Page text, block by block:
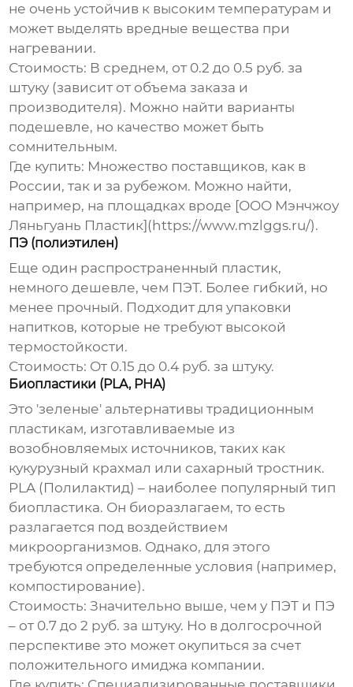
не очень устойчив к высоким температурам и
может выделять вредные вещества при
нагревании.
Стоимость: В среднем, от 0.2 до 0.5 руб. за
штуку (зависит от объема заказа и
производителя). Можно найти варианты
подешевле, но качество может быть
сомнительным.
Где купить: Множество поставщиков, как в
России, так и за рубежом. Можно найти,
например, на площадках вроде [ООО Мэнчжоу
Ляньгуань Пластик](https://www.mzlggs.ru/).
ПЭ (полиэтилен)
Еще один распространенный пластик,
немного дешевле, чем ПЭТ. Более гибкий, но
менее прочный. Подходит для упаковки
напитков, которые не требуют высокой
термостойкости.
Стоимость: От 0.15 до 0.4 руб. за штуку.
Биопластики (PLA, PHA)
Это 'зеленые' альтернативы традиционным
пластикам, изготавливаемые из
возобновляемых источников, таких как
кукурузный крахмал или сахарный тростник.
PLA (Полилактид) – наиболее популярный тип
биопластика. Он биоразлагаем, то есть
разлагается под воздействием
микроорганизмов. Однако, для этого
требуются определенные условия (например,
компостирование).
Стоимость: Значительно выше, чем у ПЭТ и ПЭ
– от 0.7 до 2 руб. за штуку. Но в долгосрочной
перспективе это может окупиться за счет
положительного имиджа компании.